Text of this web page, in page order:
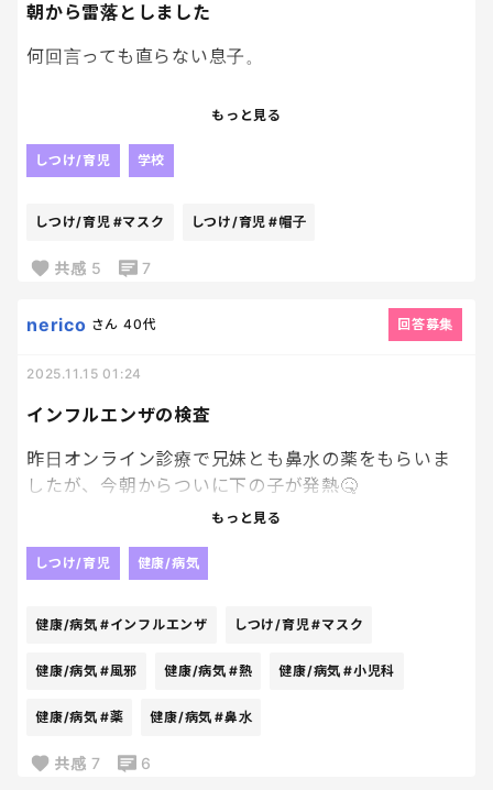
朝から雷落としました
何回言っても直らない息子。
ズボンのポケットにマスク入れたまま洗濯機に入れ
朝からタブレット見るな。全部支度が終わってから
提出物は必ず全て出せ。
これを毎日毎朝言っている。
で、今朝も洗濯物のズボンからマスクが出てきて、タ
あ、やべ、と言いながら、茶封筒をランドセルに入
なにそれ？その茶封筒、親が見ましたって印を押す
やつだよね？私見てないけど。
を渡してきた。
この時点でもう出なきゃいけない時間。
スパーーーン！と帽子のツバを思いっきり叩き、「ふ
ざけんなよ！？？💢」とヤンキーばりにキレ散らか
めたんだよ！？何度言えば直るんだ！？？
もっと見る
しつけ/育児 学校
しつけ/育児 #マスク しつけ/育児 #帽子
共感 5 7
インフルエンザの検査
nerico さん 40代 回答募集
2025.11.15 01:24
昨日オンライン診療で兄妹とも鼻水の薬をもらいま
したが、今朝からついに下の子が発熱🤒
マスクしなかったらそりゃうつるよ。
ただ、インフルエンザみたいな高熱ではないのと、
フルミストが必死でウィルスと闘っているのか…
小児科で検査しなきゃいけないだろうか…
土曜日のお昼ギリギリなら人も少なくなるかな…
もっと見る
しつけ/育児 健康/病気
健康/病気 #インフルエンザ しつけ/育児#マスク
健康/病気 #風邪 健康/病気 #熱 健康/病気 #小児科
健康/病気 #薬 健康/病気 #鼻水
共感 7 6